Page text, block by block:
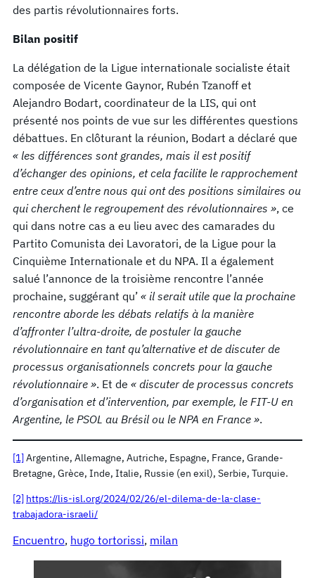
des partis révolutionnaires forts.
Bilan positif
La délégation de la Ligue internationale socialiste était
composée de Vicente Gaynor, Rubén Tzanoff et
Alejandro Bodart, coordinateur de la LIS, qui ont
présenté nos points de vue sur les différentes questions
débattues. En clôturant la réunion, Bodart a déclaré que
« les différences sont grandes, mais il est positif
d’échanger des opinions, et cela facilite le rapprochement
entre ceux d’entre nous qui ont des positions similaires ou
qui cherchent le regroupement des révolutionnaires », ce
qui dans notre cas a eu lieu avec des camarades du
Partito Comunista dei Lavoratori, de la Ligue pour la
Cinquième Internationale et du NPA. Il a également
salué l’annonce de la troisième rencontre l’année
prochaine, suggérant qu’ « il serait utile que la prochaine
rencontre aborde les débats relatifs à la manière
d’affronter l’ultra-droite, de postuler la gauche
révolutionnaire en tant qu’alternative et de discuter de
processus organisationnels concrets pour la gauche
révolutionnaire ». Et de « discuter de processus concrets
d’organisation et d’intervention, par exemple, le FIT-U en
Argentine, le PSOL au Brésil ou le NPA en France ».
[1] Argentine, Allemagne, Autriche, Espagne, France, Grande-
Bretagne, Grèce, Inde, Italie, Russie (en exil), Serbie, Turquie.
[2] https://lis-isl.org/2024/02/26/el-dilema-de-la-clase-
trabajadora-israeli/
Encuentro, hugo tortorissi, milan